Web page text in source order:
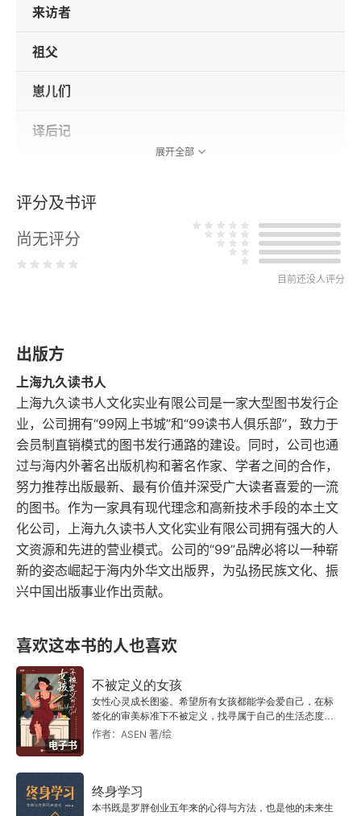
来访者
祖父
崽儿们
译后记
展开全部
评分及书评
尚无评分
目前还没人评分
出版方
上海九久读书人
上海九久读书人文化实业有限公司是一家大型图书发行企
业，公司拥有“99网上书城”和“99读书人俱乐部”，致力于
会员制直销模式的图书发行通路的建设。同时，公司也通
过与海内外著名出版机构和著名作家、学者之间的合作，
努力推荐出版最新、最有价值并深受广大读者喜爱的一流
的图书。作为一家具有现代理念和高新技术手段的本土文
化公司，上海九久读书人文化实业有限公司拥有强大的人
文资源和先进的营业模式。公司的“99”品牌必将以一种崭
新的姿态崛起于海内外华文出版界，为弘扬民族文化、振
兴中国出版事业作出贡献。
喜欢这本书的人也喜欢
电子书
不被定义的女孩
女性心灵成长图鉴。希望所有女孩都能学会爱自己，在标
签化的审美标准下不被定义，找寻属于自己的生活态度与
生活方式。
作者：ASEN 著/绘
终身学习
本书既是罗胖创业五年来的心得与方法，也是他的未来生